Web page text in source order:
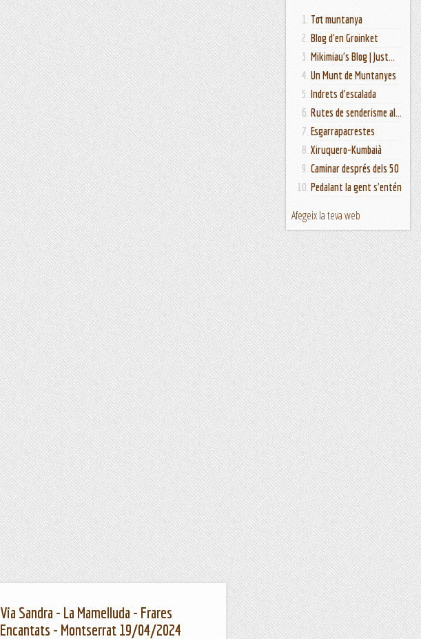
Tot muntanya
Blog d'en Groinket
Mikimiau's Blog | Just...
Un Munt de Muntanyes
Indrets d'escalada
Rutes de senderisme al...
Esgarrapacrestes
Xiruquero-Kumbaià
Caminar després dels 50
Pedalant la gent s'entén
Afegeix la teva web
Via Sandra - La Mamelluda - Frares
Encantats - Montserrat 19/04/2024